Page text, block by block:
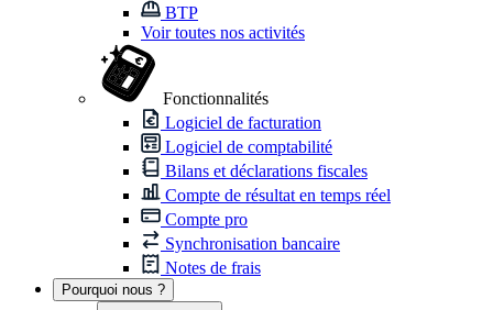
BTP
Voir toutes nos activités
Fonctionnalités
Logiciel de facturation
Logiciel de comptabilité
Bilans et déclarations fiscales
Compte de résultat en temps réel
Compte pro
Synchronisation bancaire
Notes de frais
Pourquoi nous ?